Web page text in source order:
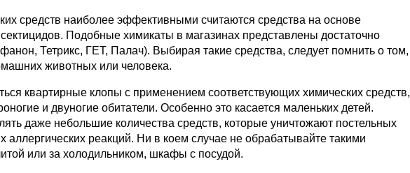
средств наиболее эффективными считаются средства на основе
Подобные химикаты в магазинах представлены достаточно
Тетрикс, ГЕТ, Палач). Выбирая такие средства, следует помнить о том,
животных или человека.
квартирные клопы с применением соответствующих химических средств,
и двуногие обитатели. Особенно это касается маленьких детей.
даже небольшие количества средств, которые уничтожают постельных
аллергических реакций. Ни в коем случае не обрабатывайте такими
или за холодильником, шкафы с посудой.